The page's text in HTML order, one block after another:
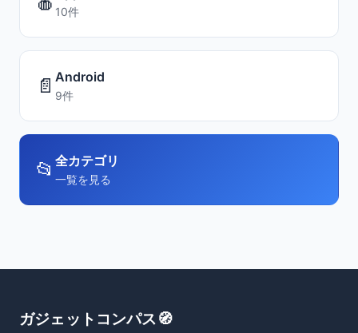
10件
📄 Android
9件
📂 全カテゴリ
一覧を見る
ガジェットコンパス🧭